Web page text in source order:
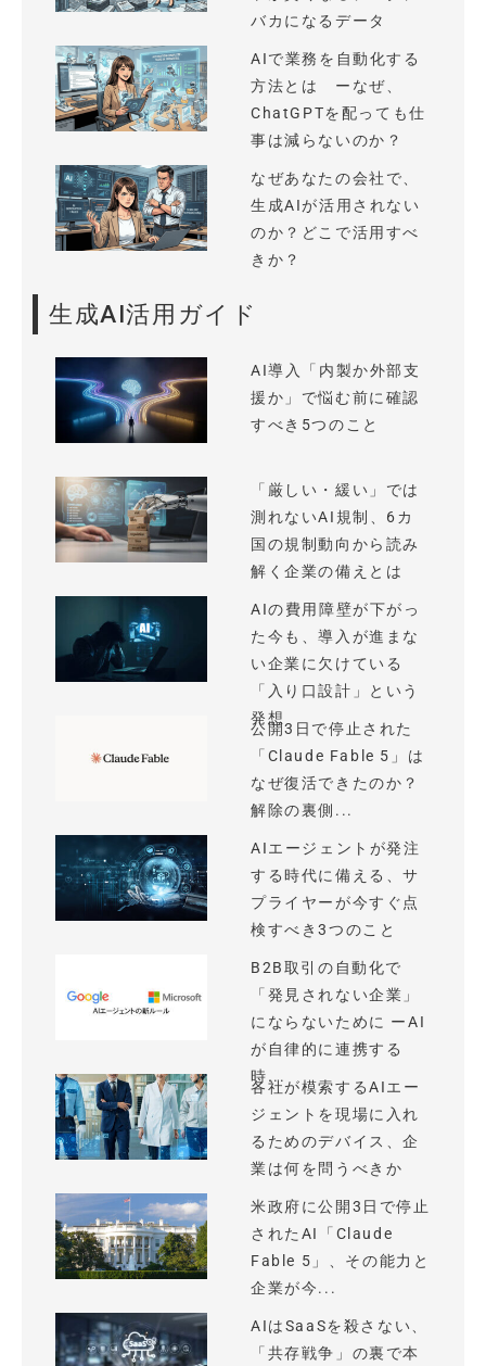
バカになるデータ
AIで業務を自動化する
方法とは ーなぜ、
ChatGPTを配っても仕
事は減らないのか？
なぜあなたの会社で、
生成AIが活用されない
のか？どこで活用すべ
きか？
生成AI活用ガイド
AI導入「内製か外部支
援か」で悩む前に確認
すべき5つのこと
「厳しい・緩い」では
測れないAI規制、6カ
国の規制動向から読み
解く企業の備えとは
AIの費用障壁が下がっ
た今も、導入が進まな
い企業に欠けている
「入り口設計」という
発想
公開3日で停止された
「Claude Fable 5」は
なぜ復活できたのか？
解除の裏側...
AIエージェントが発注
する時代に備える、サ
プライヤーが今すぐ点
検すべき3つのこと
B2B取引の自動化で
「発見されない企業」
にならないために ーAI
が自律的に連携する
時...
各社が模索するAIエー
ジェントを現場に入れ
るためのデバイス、企
業は何を問うべきか
米政府に公開3日で停止
されたAI「Claude
Fable 5」、その能力と
企業が今...
AIはSaaSを殺さない、
「共存戦争」の裏で本